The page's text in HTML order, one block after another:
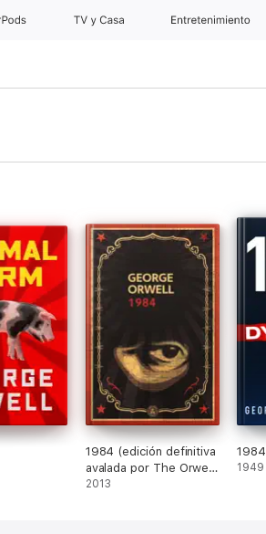
TV y Casa Entretenimiento
1984 (edición definitiva
avalada por The Orwell
Estate)
2013
1984
1949